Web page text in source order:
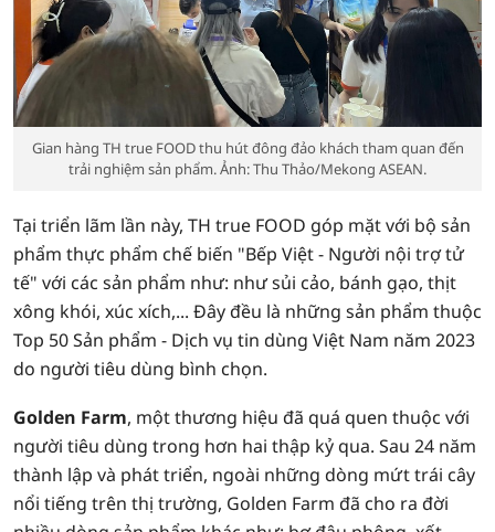
Gian hàng TH true FOOD thu hút đông đảo khách tham quan đến
trải nghiệm sản phẩm. Ảnh: Thu Thảo/Mekong ASEAN.
Tại triển lãm lần này, TH true FOOD góp mặt với bộ sản
phẩm thực phẩm chế biến "Bếp Việt - Người nội trợ tử
tế" với các sản phẩm như: như sủi cảo, bánh gạo, thịt
xông khói, xúc xích,... Đây đều là những sản phẩm thuộc
Top 50 Sản phẩm - Dịch vụ tin dùng Việt Nam năm 2023
do người tiêu dùng bình chọn.
Golden Farm, một thương hiệu đã quá quen thuộc với
người tiêu dùng trong hơn hai thập kỷ qua. Sau 24 năm
thành lập và phát triển, ngoài những dòng mứt trái cây
nổi tiếng trên thị trường, Golden Farm đã cho ra đời